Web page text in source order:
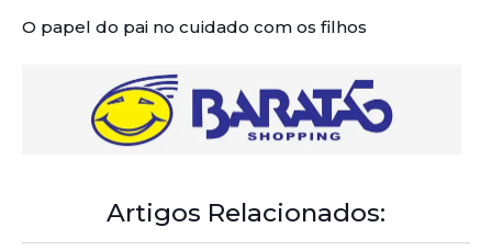
O papel do pai no cuidado com os filhos
Artigos Relacionados: